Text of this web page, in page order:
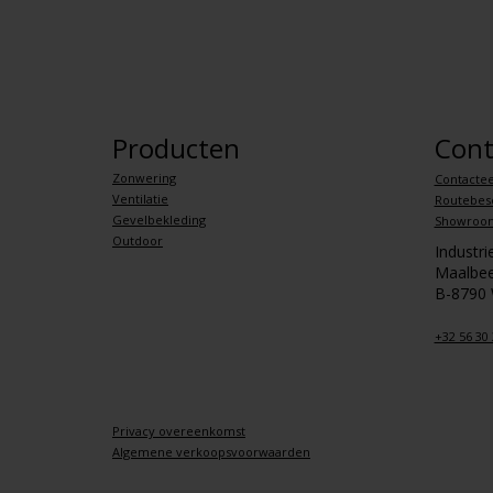
Producten
Zonwering
Ventilatie
Gevelbekleding
Outdoor
B-8790
+32 56 30
Privacy overeenkomst
Algemene verkoopsvoorwaarden